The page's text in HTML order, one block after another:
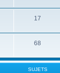
17
68
SUJETS